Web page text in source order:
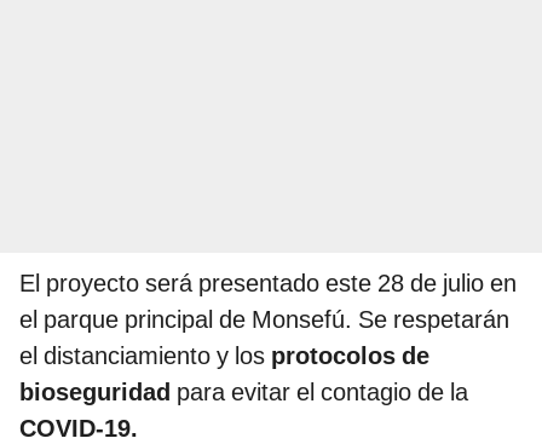
El proyecto será presentado este 28 de julio en
el parque principal de Monsefú. Se respetarán
el distanciamiento y los protocolos de
bioseguridad para evitar el contagio de la
COVID-19.